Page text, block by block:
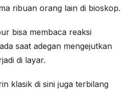
ribuan orang lain di bioskop.
bisa membaca reaksi
saat adegan mengejutkan
di layar.
klasik di sini juga terbilang